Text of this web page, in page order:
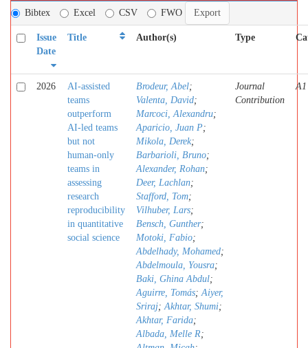
Bibtex Excel CSV FWO
Issue
Date
Title Author(s) Type
2026
AI-assisted
teams
outperform
AI-led teams
but not
human-only
teams in
assessing
research
reproducibility
in quantitative
social science
Brodeur, Abel;
Valenta, David;
Marcoci, Alexandru;
Aparicio, Juan P;
Mikola, Derek;
Barbarioli, Bruno;
Alexander, Rohan;
Deer, Lachlan;
Stafford, Tom;
Vilhuber, Lars;
Bensch, Gunther;
Motoki, Fabio;
Abdelhady, Mohamed;
Abdelmoula, Yousra;
Baki, Ghina Abdul;
Aguirre, Tomás;Aiyer,
Sriraj;Akhtar, Shumi;
Akhtar, Farida;
Albada, Melle R;
Journal
Contribution
A1